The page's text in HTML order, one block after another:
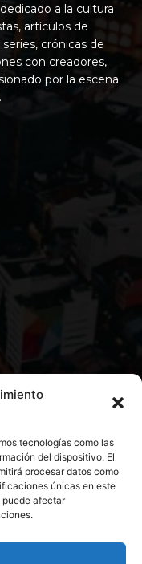
tecnologías como las
del dispositivo. El
procesar datos como
únicas en este
puede afectar
a la cultura
artículos de
crónicas de
con creadores,
por la escena